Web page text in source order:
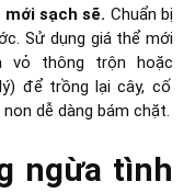
sạch sẽ. Chuẩn bị
Sử dụng giá thể mới
vỏ thông trộn hoặc
để trồng lại cây, cố
dễ dàng bám chặt.
ngừa tình